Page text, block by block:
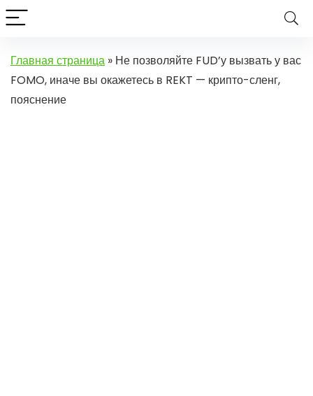
Главная страница » Не позволяйте FUD’у вызвать у вас
FOMO, иначе вы окажетесь в REKT — крипто-сленг,
пояснение